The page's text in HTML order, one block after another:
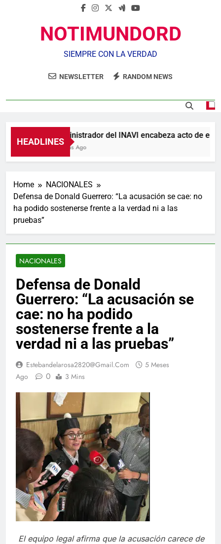
NOTIMUNDORD
SIEMPRE CON LA VERDAD
NEWSLETTER RANDOM NEWS
HEADLINES
Administrador del INAVI encabeza acto de
7 Horas Ago
Home
NACIONALES
Defensa de Donald Guerrero: “La acusación se cae: no
ha podido sostenerse frente a la verdad ni a las
pruebas”
NACIONALES
Defensa de Donald
Guerrero: “La acusación se
cae: no ha podido
sostenerse frente a la
verdad ni a las pruebas”
Estebandelarosa2820@gmail.com
5 Meses
Ago
0 3 Mins
El equipo legal afirma que la acusación carece de